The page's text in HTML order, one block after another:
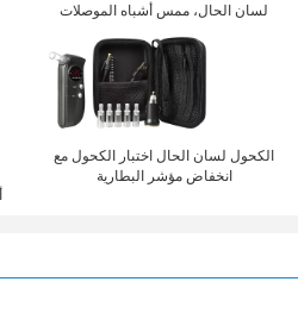
لسان الحال، ممس أشباه الموصلات
الكحول لسان الحال اختبار الكحول مع
انخفاض مؤشر البطارية